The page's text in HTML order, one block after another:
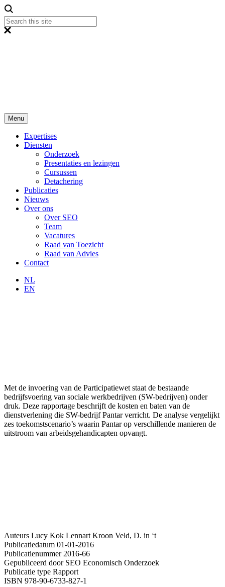
Menu
Expertises
Diensten
Onderzoek
Presentaties en lezingen
Cursussen
Detachering
Publicaties
Nieuws
Over ons
Over SEO
Team
Vacatures
Raad van Toezicht
Raad van Advies
Contact
NL
EN
Met de invoering van de Participatiewet staat de bestaande
bedrijfsvoering van sociale werkbedrijven (SW-bedrijven) onder
druk. Deze rapportage beschrijft de kosten en baten van de
dienstverlening die SW-bedrijf Pantar verricht. De analyse vergelijkt
zes toekomstscenario’s waarin Pantar op verschillende manieren de
uitstroom van arbeidsgehandicapten opvangt.
Auteurs Lucy Kok Lennart Kroon Veld, D. in ‘t
Publicatiedatum 01-01-2016
Publicatienummer2016-66
Gepubliceerd doorSEO Economisch Onderzoek
Publicatie type Rapport
ISBN 978-90-6733-827-1